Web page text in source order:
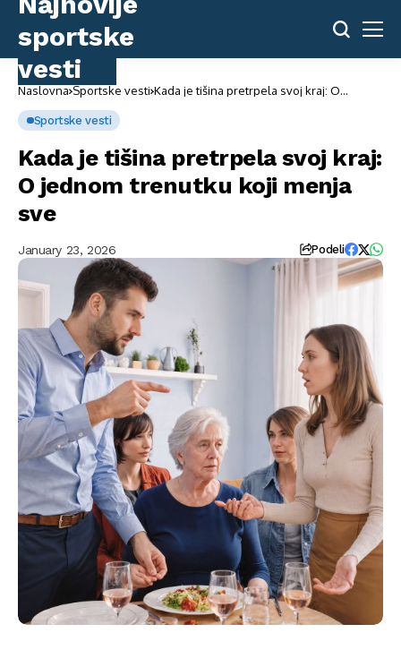
Naslovna Sportske vesti Kada je tišina pretrpela svoj kraj: O
Sportske vesti
Kada je tišina pretrpela svoj kraj:
O jednom trenutku koji menja
sve
January 23, 2026 Podeli